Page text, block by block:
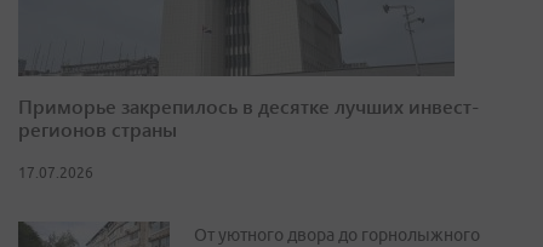
Приморье закрепилось в десятке лучших инвест-
регионов страны
17.07.2026
От уютного двора до горнолыжного